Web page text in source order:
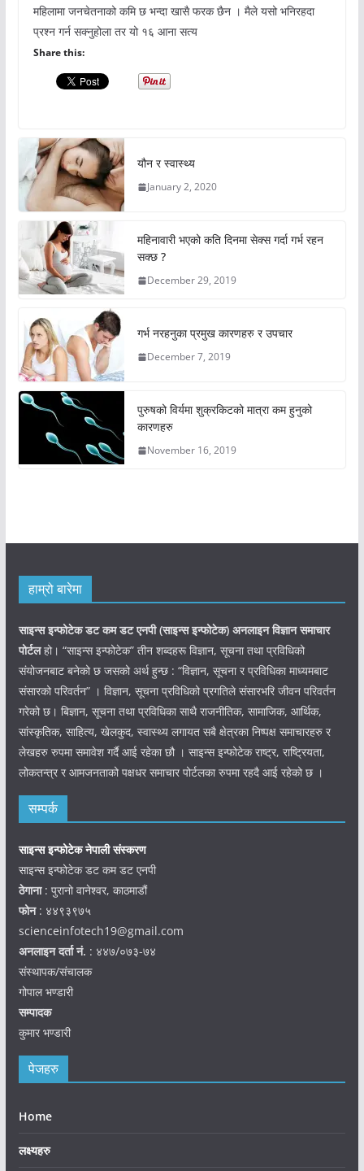
महिलामा जनचेतनाको कमि छ भन्दा खासै फरक छैन । मैले यसो भनिरहदा
प्रश्न गर्न सक्नुहोला तर यो १६ आना सत्य
Share this:
यौन र स्वास्थ्य
January 2, 2020
महिनावारी भएको कति दिनमा सेक्स गर्दा गर्भ रहन
सक्छ ?
December 29, 2019
गर्भ नरहनुका प्रमुख कारणहरु र उपचार
December 7, 2019
पुरुषको विर्यमा शुक्रकिटको मात्रा कम हुनुको
कारणहरु
November 16, 2019
हाम्रो बारेमा
साइन्स इन्फोटेक डट कम डट एनपी (साइन्सइन्फोटेक) अनलाइन विज्ञान समाचार
पोर्टलहो। “साइन्स इन्फोटेक” तीन शब्दहरू विज्ञान, सूचना तथा प्रविधिको
संयोजनबाट बनेको छ जसको अर्थ हुन्छ : “विज्ञान, सूचना र प्रविधिका माध्यमबाट
संसारको परिवर्तन” । विज्ञान, सूचना प्रविधिको प्रगतिले संसारभरि जीवन परिवर्तन
गरेको छ। बिज्ञान, सूचना तथा प्रविधिका साथै राजनीतिक, सामाजिक, आर्थिक,
सांस्कृतिक, साहित्य, खेलकुद, स्वास्थ्य लगायत सबै क्षेत्रका निष्पक्ष समाचारहरु र
लेखहरु रुपमा समावेश गर्दै आई रहेका छौ । साइन्स इन्फोटेक राष्ट्र, राष्ट्रियता,
लोकतन्त्र र आमजनताको पक्षधर समाचार पोर्टलका रुपमा रहदै आई रहेको छ ।
सम्पर्क
साइन्स इन्फोटेक नेपाली संस्करण
साइन्स इन्फोटेक डट कम डट एनपी
ठेगाना: पुरानो वानेश्वर, काठमाडौं
फोन: ४४९३९७५
scienceinfotech19@gmail.com
अनलाइन दर्ता नं. : ४४७/०७३-७४
संस्थापक/संचालक
गोपाल भण्डारी
सम्पादक
कुमार भण्डारी
पेजहरु
Home
लक्ष्यहरु